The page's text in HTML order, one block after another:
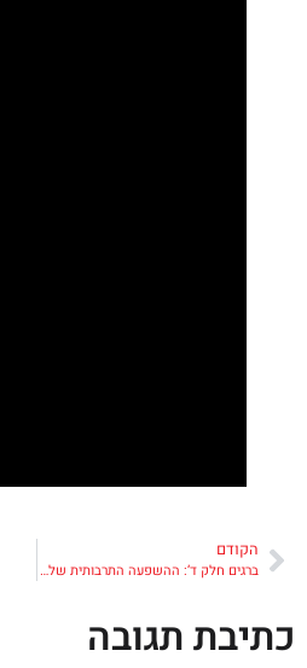
הקודם
ברגים חלק ד’: ההשפעה התרבותית של הבורג
כתיבת תגובה